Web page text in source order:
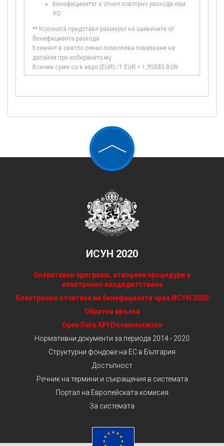
Бенефициентът е отчел повторно разходи към
УО
** Колоната представя размерът на заявените от
бенефициента разходи
Елемент в светло синьо позволява показване на
детайли при избирането му
Всички суми са в евро (EUR) /1 EUR = 1,95583 BGN
ИСУН 2020
Оперативни програми, отворени процедури и
електронно кандидатстване
Електронно отчитане на бенефициенти чрез ИСУН 2020
Обратна връзка
Open Data API Documentation
Нормативни документи за периода 2014 - 2020
Структурни фондове на ЕС в България
Достъпност
Речник на термини и съкращения в системата
Портал на Европейската комисия
За системата